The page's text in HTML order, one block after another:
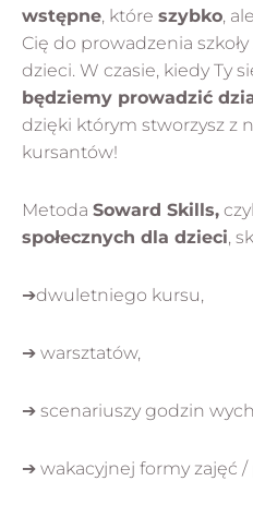
wstępne, które szybko, ale
Cię do prowadzenia
dzieci. W czasie, kiedy Ty
będziemy prowadzić
dzięki którym stworzysz z
kursantów!
Metoda Soward Skills,
społecznych dla dzieci,
➔dwuletniego kursu,
➔ warsztatów,
➔ scenariuszy godzin
➔ wakacyjnej formy zajęć /